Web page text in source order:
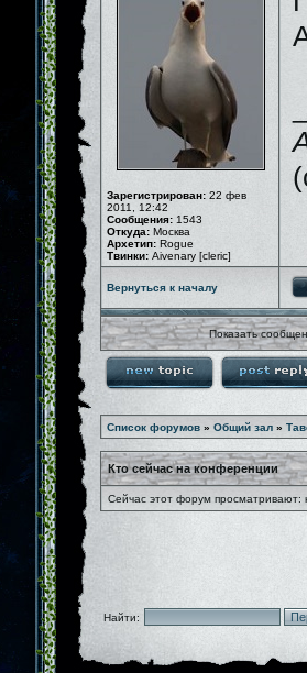
Зарегистрирован: 22 фев
2011, 12:42
Сообщения: 1543
Откуда: Москва
Архетип: Rogue
Твинки: Aivenary [cleric]
Вернуться к началу
Показать
Список форумов » Общий зал »
Кто сейчас на конференции
Сейчас этот форум просматривают:
Найти: